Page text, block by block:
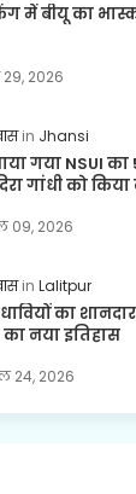
में बीयू का
29, 2026
Jhansi
गया NSUI का
गांधी को
09, 2026
Lalitpur
का
नया इतिहास
24, 2026